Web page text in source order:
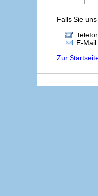
Falls Sie
E-Mail:
Zur